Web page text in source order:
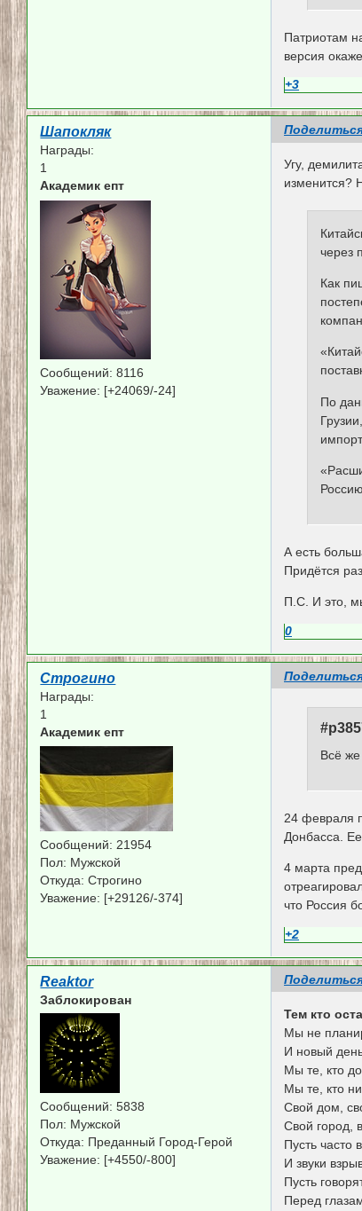
Патриотам
версия
+3
Шапокляк
Награды:
1
Академик епт
Сообщений: 8116
Уважение: [+24069/-24]
Угу,
изменится?
через
Как
По
А есть
Придётся
П.С. И это,
0
Строгино
Награды:
1
Академик епт
Сообщений: 21954
Пол: Мужской
Откуда: Строгино
Уважение: [+29126/-374]
Всё
24 февраля
Донбасса.
4 марта
что Россия
+2
Reaktor
Заблокирован
Сообщений: 5838
Пол: Мужской
Откуда: Преданный Город-Герой
Уважение: [+4550/-800]
Тем кто
Мы не
И новый
Мы те, кто
Мы те, кто
Свой дом,
Свой город,
Пусть часто
И звуки
Пусть
Перед